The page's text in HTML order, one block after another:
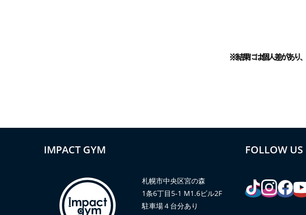
IMPACT GYM
札幌市中央区宮の森
1条6丁目5-1 M1.6ビル2F
駐車場４台分あり
FOLLOW US